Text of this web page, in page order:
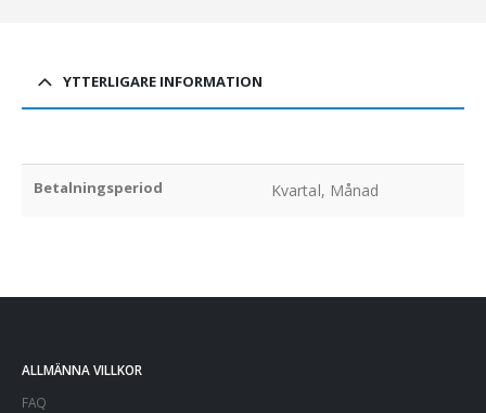
YTTERLIGARE INFORMATION
Betalningsperiod Kvartal, Månad
ALLMÄNNA VILLKOR
FAQ